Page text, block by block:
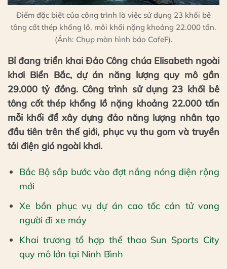
Điểm đặc biệt của công trình là việc sử dụng 23 khối bê
tông cốt thép khổng lồ, mỗi khối nặng khoảng 22.000 tấn.
(Ảnh: Chụp màn hình báo CafeF).
Bỉ đang triển khai Đảo Công chúa Elisabeth ngoài
khơi Biển Bắc, dự án năng lượng quy mô gần
29.000 tỷ đồng. Công trình sử dụng 23 khối bê
tông cốt thép khổng lồ nặng khoảng 22.000 tấn
mỗi khối để xây dựng đảo năng lượng nhân tạo
đầu tiên trên thế giới, phục vụ thu gom và truyền
tải điện gió ngoài khơi.
Bắc Bộ sắp bước vào đợt nắng nóng diện rộng
mới
Xe bồn phục vụ dự án cao tốc cán tử vong
người đi xe máy
Khai trương tổ hợp thể thao Sun Sports City
quy mô lớn tại Ninh Bình